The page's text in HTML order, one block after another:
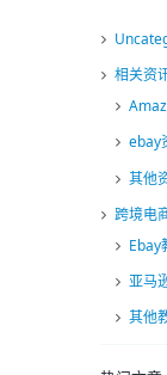
相关资
ebay
其他
跨境电
Ebay
亚马
其他